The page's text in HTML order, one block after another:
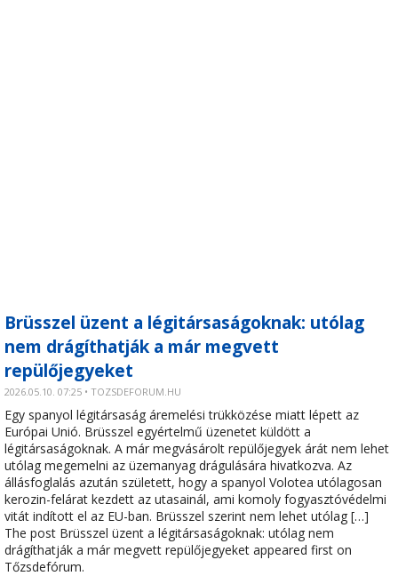
Brüsszel üzent a légitársaságoknak: utólag
nem drágíthatják a már megvett
repülőjegyeket
2026.05.10. 07:25 • TOZSDEFORUM.HU
Egy spanyol légitársaság áremelési trükközése miatt lépett az
Európai Unió. Brüsszel egyértelmű üzenetet küldött a
légitársaságoknak. A már megvásárolt repülőjegyek árát nem lehet
utólag megemelni az üzemanyag drágulására hivatkozva. Az
állásfoglalás azután született, hogy a spanyol Volotea utólagosan
kerozin-felárat kezdett az utasainál, ami komoly fogyasztóvédelmi
vitát indított el az EU-ban. Brüsszel szerint nem lehet utólag […]
The post Brüsszel üzent a légitársaságoknak: utólag nem
drágíthatják a már megvett repülőjegyeket appeared first on
Tőzsdefórum.